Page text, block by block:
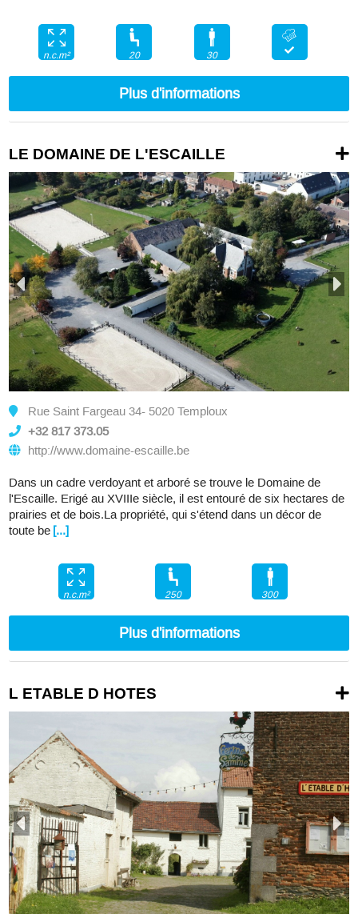
n.c.m² 20 30
Plus d'informations
LE DOMAINE DE L'ESCAILLE
Rue Saint Fargeau 34- 5020 Temploux
+32 817 373.05
http://www.domaine-escaille.be
Dans un cadre verdoyant et arboré se trouve le Domaine de
l'Escaille. Erigé au XVIIIe siècle, il est entouré de six hectares de
prairies et de bois.La propriété, qui s'étend dans un décor de
toute be [...]
n.c.m² 250 300
Plus d'informations
L ETABLE D HOTES